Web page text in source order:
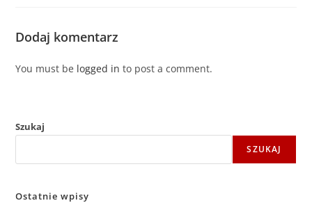
Dodaj komentarz
You must be logged in to post a comment.
Szukaj
SZUKAJ
Ostatnie wpisy